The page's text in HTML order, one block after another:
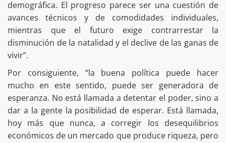
demográfica. El progreso parece ser una cuestión de
avances técnicos y de comodidades individuales,
mientras que el futuro exige contrarrestar la
disminución de la natalidad y el declive de las ganas de
vivir”.
Por consiguiente, “la buena política puede hacer
mucho en este sentido, puede ser generadora de
esperanza. No está llamada a detentar el poder, sino a
dar a la gente la posibilidad de esperar. Está llamada,
hoy más que nunca, a corregir los desequilibrios
económicos de un mercado que produce riqueza, pero